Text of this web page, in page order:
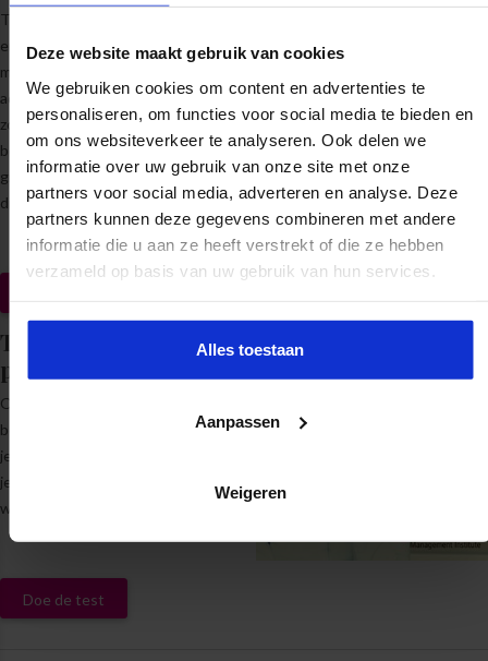
Deze website maakt gebruik van cookies
We gebruiken cookies om content en advertenties te
personaliseren, om functies voor social media te bieden en
om ons websiteverkeer te analyseren. Ook delen we
informatie over uw gebruik van onze site met onze
partners voor social media, adverteren en analyse. Deze
partners kunnen deze gegevens combineren met andere
informatie die u aan ze heeft verstrekt of die ze hebben
verzameld op basis van uw gebruik van hun services.
Alles toestaan
Aanpassen
Weigeren
Tegenslagen horen bij het leven,
en iedereen krijgt ermee te
maken. De uitdaging is om ze zo
adequaat mogelijk aan te pakken,
zodat je er snel weer bovenop
bent. Met deze test ga je na hoe
groot jouw veerkracht is en hoe je
die (nog verder) kan vergroten.
Test: Hoe future
proof ben jij?
Om lekker in je vel te zitten is het
belangrijk dat je je happy voelt op
je werk. Met deze test achterhaal
je hoe vaak jij momenten van
werkgeluk beleeft. En?
Doe de test